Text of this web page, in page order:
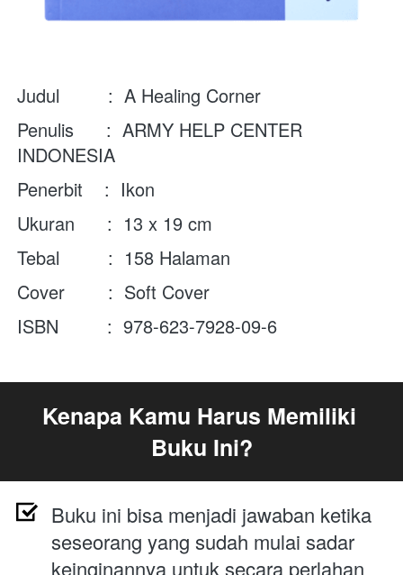
Judul         : A Healing Corner
Penulis      : ARMY HELP CENTER
INDONESIA
Penerbit    :  Ikon
Ukuran      :  13 x 19 cm
Tebal         :  158 Halaman
Cover        :  Soft Cover
ISBN         :  978-623-7928-09-6
Kenapa Kamu Harus Memiliki
Buku Ini?
Buku ini bisa menjadi jawaban ketika
seseorang yang sudah mulai sadar
keinginannya untuk secara perlahan